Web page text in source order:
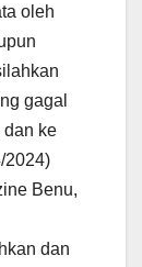
oleh
gagal
dan ke
2024)
Benu,
dan